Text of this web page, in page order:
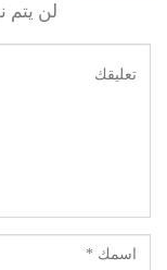
لن يتم